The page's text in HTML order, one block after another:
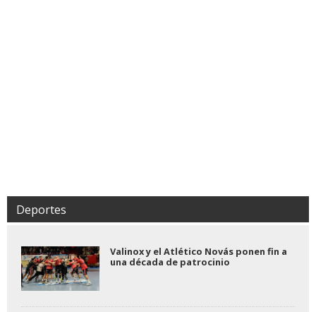
Deportes
Valinox y el Atlético Novás ponen fin a
una década de patrocinio